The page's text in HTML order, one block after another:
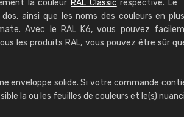
la couleur RAL Classic respective. Le
ainsi que les noms des couleurs en
Avec le RAL K6, vous pouvez
les produits RAL, vous pouvez être sûr
enveloppe solide. Si votre commande
la ou les feuilles de couleurs et le(s)